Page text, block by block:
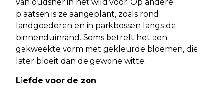
van oudsher in het wild voor. Op andere
plaatsen is ze aangeplant, zoals rond
landgoederen en in parkbossen langs de
binnenduinrand. Soms betreft het een
gekweekte vorm met gekleurde bloemen, die
later bloeit dan de gewone witte.
Liefde voor de zon